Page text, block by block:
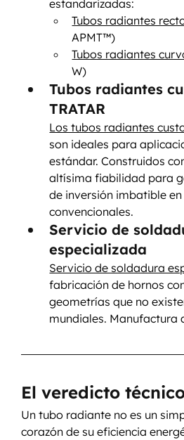
estandarizadas:
Tubos radiantes
APMT™)
Tubos radiantes
W)
Tubos radiantes
TRATAR
Los tubos radiantes
son ideales para
estándar. Construidos
altísima fiabilidad para
de inversión imbatible
convencionales.
Servicio de
especializada
Servicio de soldadura
fabricación de hornos
geometrías que no
mundiales. Manufactura
El veredicto
Un tubo radiante no es un
corazón de su eficiencia